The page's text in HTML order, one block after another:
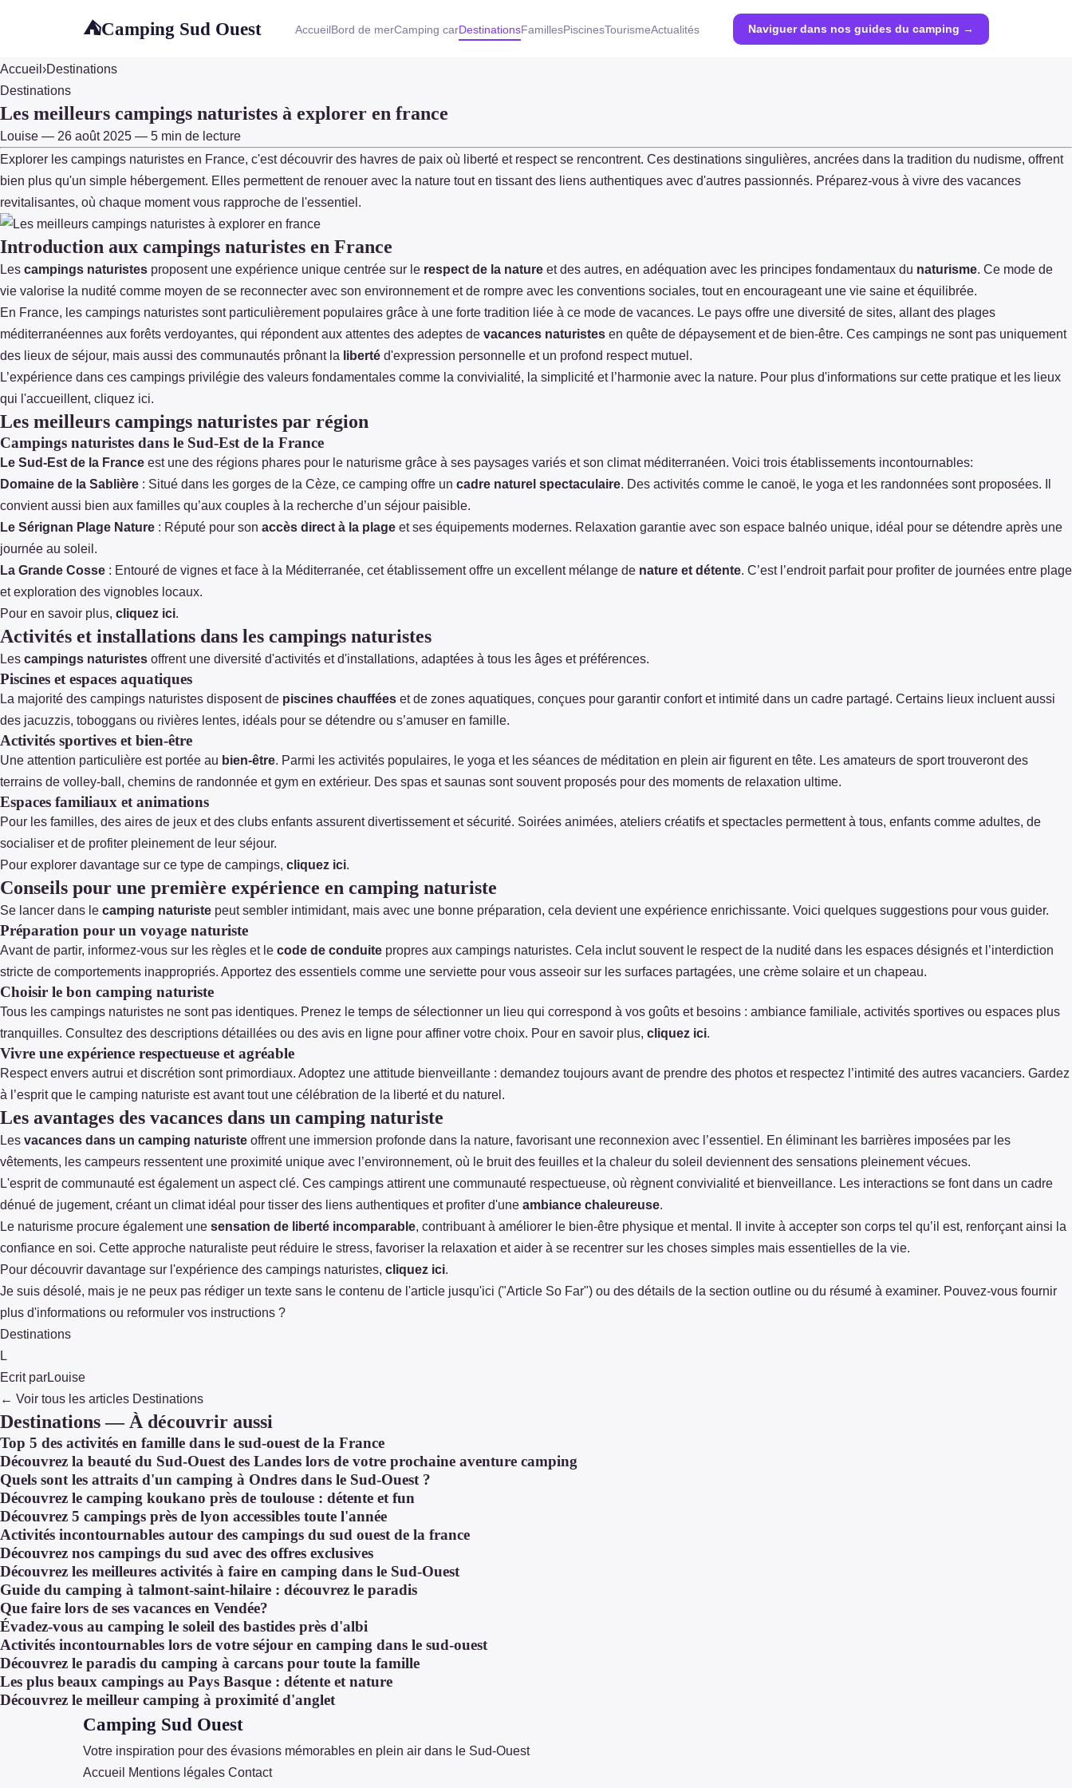
⛺Camping Sud Ouest AccueilBord de merCamping carDestinationsFamillesPiscinesTourismeActualités Naviguer dans nos guides du camping →
Accueil ›Destinations
Destinations
Les meilleurs campings naturistes à explorer en france
Louise — 26 août 2025 — 5 min de lecture
Explorer les campings naturistes en France, c'est découvrir des havres de paix où liberté et respect se rencontrent. Ces destinations singulières, ancrées dans la tradition du nudisme, offrent
bien plus qu'un simple hébergement. Elles permettent de renouer avec la nature tout en tissant des liens authentiques avec d'autres passionnés. Préparez-vous à vivre des vacances
revitalisantes, où chaque moment vous rapproche de l'essentiel.
Introduction aux campings naturistes en France
Les campings naturistes proposent une expérience unique centrée sur le respect de la nature et des autres, en adéquation avec les principes fondamentaux du naturisme. Ce mode de
vie valorise la nudité comme moyen de se reconnecter avec son environnement et de rompre avec les conventions sociales, tout en encourageant une vie saine et équilibrée.
En France, les campings naturistes sont particulièrement populaires grâce à une forte tradition liée à ce mode de vacances. Le pays offre une diversité de sites, allant des plages
méditerranéennes aux forêts verdoyantes, qui répondent aux attentes des adeptes de vacances naturistes en quête de dépaysement et de bien-être. Ces campings ne sont pas uniquement
des lieux de séjour, mais aussi des communautés prônant la liberté d'expression personnelle et un profond respect mutuel.
L’expérience dans ces campings privilégie des valeurs fondamentales comme la convivialité, la simplicité et l’harmonie avec la nature. Pour plus d'informations sur cette pratique et les lieux
qui l'accueillent, cliquez ici.
Les meilleurs campings naturistes par région
Campings naturistes dans le Sud-Est de la France
Le Sud-Est de la France est une des régions phares pour le naturisme grâce à ses paysages variés et son climat méditerranéen. Voici trois établissements incontournables:
Domaine de la Sablière : Situé dans les gorges de la Cèze, ce camping offre un cadre naturel spectaculaire. Des activités comme le canoë, le yoga et les randonnées sont proposées. Il
convient aussi bien aux familles qu’aux couples à la recherche d’un séjour paisible.
Le Sérignan Plage Nature : Réputé pour son accès direct à la plage et ses équipements modernes. Relaxation garantie avec son espace balnéo unique, idéal pour se détendre après une
journée au soleil.
La Grande Cosse : Entouré de vignes et face à la Méditerranée, cet établissement offre un excellent mélange de nature et détente. C’est l’endroit parfait pour profiter de journées entre plage
et exploration des vignobles locaux.
Pour en savoir plus, cliquez ici.
Activités et installations dans les campings naturistes
Les campings naturistes offrent une diversité d'activités et d'installations, adaptées à tous les âges et préférences.
Piscines et espaces aquatiques
La majorité des campings naturistes disposent de piscines chauffées et de zones aquatiques, conçues pour garantir confort et intimité dans un cadre partagé. Certains lieux incluent aussi
des jacuzzis, toboggans ou rivières lentes, idéals pour se détendre ou s’amuser en famille.
Activités sportives et bien-être
Une attention particulière est portée au bien-être. Parmi les activités populaires, le yoga et les séances de méditation en plein air figurent en tête. Les amateurs de sport trouveront des
terrains de volley-ball, chemins de randonnée et gym en extérieur. Des spas et saunas sont souvent proposés pour des moments de relaxation ultime.
Espaces familiaux et animations
Pour les familles, des aires de jeux et des clubs enfants assurent divertissement et sécurité. Soirées animées, ateliers créatifs et spectacles permettent à tous, enfants comme adultes, de
socialiser et de profiter pleinement de leur séjour.
Pour explorer davantage sur ce type de campings, cliquez ici.
Conseils pour une première expérience en camping naturiste
Se lancer dans le camping naturiste peut sembler intimidant, mais avec une bonne préparation, cela devient une expérience enrichissante. Voici quelques suggestions pour vous guider.
Préparation pour un voyage naturiste
Avant de partir, informez-vous sur les règles et le code de conduite propres aux campings naturistes. Cela inclut souvent le respect de la nudité dans les espaces désignés et l’interdiction
stricte de comportements inappropriés. Apportez des essentiels comme une serviette pour vous asseoir sur les surfaces partagées, une crème solaire et un chapeau.
Choisir le bon camping naturiste
Tous les campings naturistes ne sont pas identiques. Prenez le temps de sélectionner un lieu qui correspond à vos goûts et besoins : ambiance familiale, activités sportives ou espaces plus
tranquilles. Consultez des descriptions détaillées ou des avis en ligne pour affiner votre choix. Pour en savoir plus, cliquez ici.
Vivre une expérience respectueuse et agréable
Respect envers autrui et discrétion sont primordiaux. Adoptez une attitude bienveillante : demandez toujours avant de prendre des photos et respectez l’intimité des autres vacanciers. Gardez
à l’esprit que le camping naturiste est avant tout une célébration de la liberté et du naturel.
Les avantages des vacances dans un camping naturiste
Les vacances dans un camping naturiste offrent une immersion profonde dans la nature, favorisant une reconnexion avec l’essentiel. En éliminant les barrières imposées par les
vêtements, les campeurs ressentent une proximité unique avec l’environnement, où le bruit des feuilles et la chaleur du soleil deviennent des sensations pleinement vécues.
L'esprit de communauté est également un aspect clé. Ces campings attirent une communauté respectueuse, où règnent convivialité et bienveillance. Les interactions se font dans un cadre
dénué de jugement, créant un climat idéal pour tisser des liens authentiques et profiter d'une ambiance chaleureuse.
Le naturisme procure également une sensation de liberté incomparable, contribuant à améliorer le bien-être physique et mental. Il invite à accepter son corps tel qu’il est, renforçant ainsi la
confiance en soi. Cette approche naturaliste peut réduire le stress, favoriser la relaxation et aider à se recentrer sur les choses simples mais essentielles de la vie.
Pour découvrir davantage sur l'expérience des campings naturistes, cliquez ici.
Je suis désolé, mais je ne peux pas rédiger un texte sans le contenu de l'article jusqu'ici ("Article So Far") ou des détails de la section outline ou du résumé à examiner. Pouvez-vous fournir
plus d'informations ou reformuler vos instructions ?
Destinations
L
Ecrit parLouise
← Voir tous les articles Destinations
Destinations — À découvrir aussi
Top 5 des activités en famille dans le sud-ouest de la France
Découvrez la beauté du Sud-Ouest des Landes lors de votre prochaine aventure camping
Quels sont les attraits d'un camping à Ondres dans le Sud-Ouest ?
Découvrez le camping koukano près de toulouse : détente et fun
Découvrez 5 campings près de lyon accessibles toute l'année
Activités incontournables autour des campings du sud ouest de la france
Découvrez nos campings du sud avec des offres exclusives
Découvrez les meilleures activités à faire en camping dans le Sud-Ouest
Guide du camping à talmont-saint-hilaire : découvrez le paradis
Que faire lors de ses vacances en Vendée?
Évadez-vous au camping le soleil des bastides près d'albi
Activités incontournables lors de votre séjour en camping dans le sud-ouest
Découvrez le paradis du camping à carcans pour toute la famille
Les plus beaux campings au Pays Basque : détente et nature
Découvrez le meilleur camping à proximité d'anglet
Camping Sud Ouest
Votre inspiration pour des évasions mémorables en plein air dans le Sud-Ouest
Accueil
Mentions légales Contact